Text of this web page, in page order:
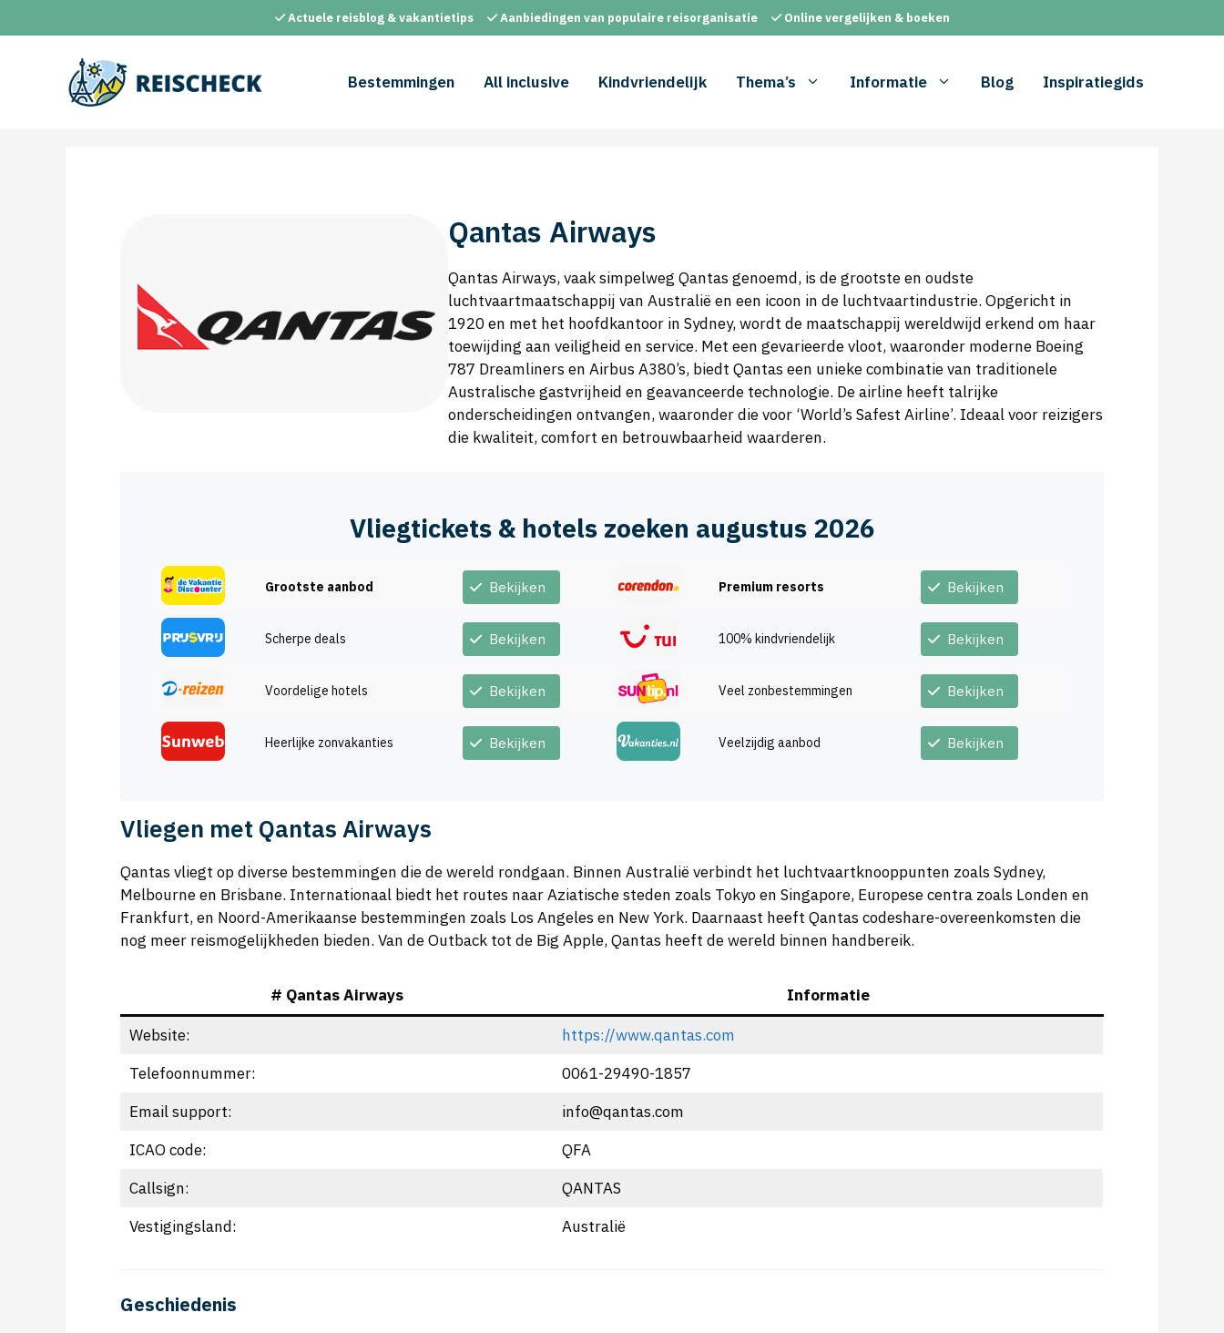
naar
Actuele reisblog & vakantietips Aanbiedingen van populaire reisorganisatie Online vergelijken & boeken
Bestemmingen All inclusive Kindvriendelijk Thema’s Informatie Blog Inspiratiegids
Qantas Airways
Qantas Airways, vaak simpelweg Qantas genoemd, is de grootste en oudste
luchtvaartmaatschappij van Australië en een icoon in de luchtvaartindustrie. Opgericht in
1920 en met het hoofdkantoor in Sydney, wordt de maatschappij wereldwijd erkend om haar
toewijding aan veiligheid en service. Met een gevarieerde vloot, waaronder moderne Boeing
787 Dreamliners en Airbus A380’s, biedt Qantas een unieke combinatie van traditionele
Australische gastvrijheid en geavanceerde technologie. De airline heeft talrijke
onderscheidingen ontvangen, waaronder die voor ‘World’s Safest Airline’. Ideaal voor reizigers
die kwaliteit, comfort en betrouwbaarheid waarderen.
Vliegtickets & hotels zoeken augustus 2026
Grootste aanbod Bekijken
Scherpe deals Bekijken
Voordelige hotels Bekijken
Heerlijke zonvakanties Bekijken
Premium resorts Bekijken
100% kindvriendelijk Bekijken
Veel zonbestemmingen Bekijken
Veelzijdig aanbod Bekijken
Vliegen met Qantas Airways
Qantas vliegt op diverse bestemmingen die de wereld rondgaan. Binnen Australië verbindt het luchtvaartknooppunten zoals Sydney,
Melbourne en Brisbane. Internationaal biedt het routes naar Aziatische steden zoals Tokyo en Singapore, Europese centra zoals Londen en
Frankfurt, en Noord-Amerikaanse bestemmingen zoals Los Angeles en New York. Daarnaast heeft Qantas codeshare-overeenkomsten die
nog meer reismogelijkheden bieden. Van de Outback tot de Big Apple, Qantas heeft de wereld binnen handbereik.
# Qantas Airways
Informatie
Website:
https://www.qantas.com
Telefoonnummer:
0061-29490-1857
Email support:
info@qantas.com
ICAO code:
QFA
Callsign:
QANTAS
Vestigingsland:
Australië
Geschiedenis